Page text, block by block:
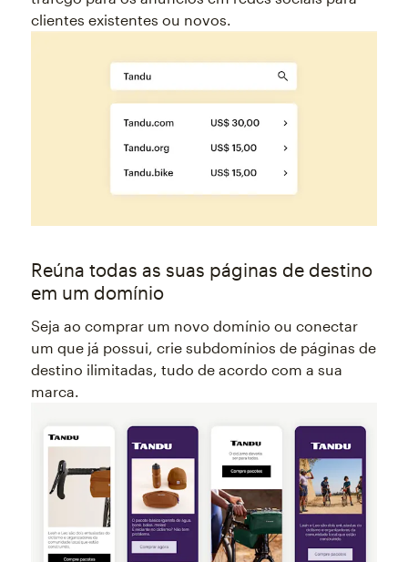
clientes existentes ou novos.
Reúna todas as suas páginas de destino
em um domínio
Seja ao comprar um novo domínio ou conectar
um que já possui, crie subdomínios de páginas de
destino ilimitadas, tudo de acordo com a sua
marca.